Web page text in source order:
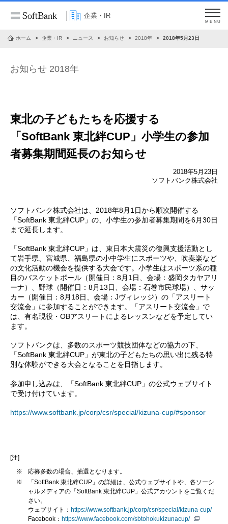
企業・IR
MENU
ホーム 企業・IR ニュース お知らせ 2018年 2018年5月23日
お知らせ 2018年
東北の子どもたちを応援する
「SoftBank 東北絆CUP」小学生の参加
者募集期間延長のお知らせ
2018年5月23日
ソフトバンク株式会社
ソフトバンク株式会社は、2018年8月1日から順次開催する
「SoftBank 東北絆CUP」の、小学生の参加者募集期間を6月30日
まで延長します。
「SoftBank 東北絆CUP」は、東日本大震災の復興支援活動とし
て岩手県、宮城県、福島県の小中学生にスポーツや、吹奏楽など
の文化活動の機会を提供する大会です。小学生はスポーツ系の種
目のバスケットボール（開催日：8月1日、会場：盛岡タカヤアリ
ーナ）、野球（開催日：8月13日、会場：石巻市民球場）、サッ
カー（開催日：8月18日、会場：Jヴィレッジ）の「アスリート
交流会」に参加することができます。「アスリート交流会」で
は、有名現役・OBアスリートによるレッスンなどを予定してい
ます。
ソフトバンクは、多数のスポーツ競技団体などの協力の下、
「SoftBank 東北絆CUP」が東北の子どもたちの思い出に残る特
別な体験ができる大会となることを目指します。
参加申し込みは、「SoftBank 東北絆CUP」の公式ウェブサイト
で受け付けています。
https://www.softbank.jp/corp/csr/special/kizuna-cup/#sponsor
[注]
※
応募多数の場合、抽選となります。
※
「SoftBank 東北絆CUP」の詳細は、公式ウェブサイトや、各ソーシ
ャルメディアの「SoftBank 東北絆CUP」公式アカウントをご覧くだ
さい。
ウェブサイト： https://www.softbank.jp/corp/csr/special/kizuna-cup/
Facebook： https://www.facebook.com/sbtohokukizunacup/